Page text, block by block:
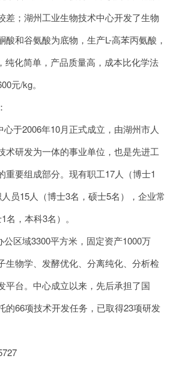
差；湖州工业生物技术中心开发了生物
酸和谷氨酸为底物，生产L-高苯丙氨酸，
纯化简单，产品质量高，成本比化学法
元/kg。
于2006年10月正式成立，由湖州市人
术研发为一体的事业单位，也是先进工
重要组成部分。现有职工17人（博士1
员15人（博士3名，硕士5名），企业常
，本科3名）。
区域3300平方米，固定资产1000万
生物学、发酵优化、分离纯化、分析检
平台。中心成立以来，先后承担了国
的66项技术开发任务，已取得23项研发